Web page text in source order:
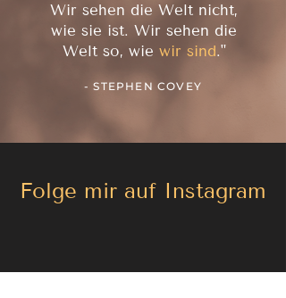
Wir sehen die Welt nicht,
wie sie ist. Wir sehen die
Welt so, wie wir sind."
- STEPHEN COVEY
Folge mir auf Instagram